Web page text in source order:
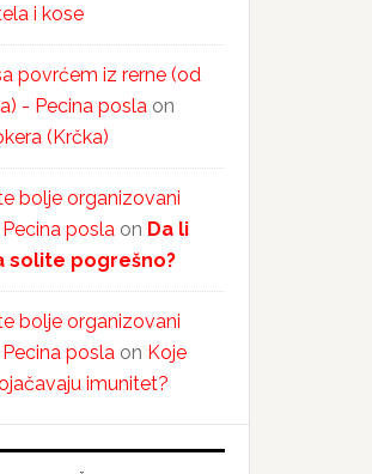
i kose
povrćem iz rerne (od
- Pecina posla on
(Krčka)
bolje organizovani
posla on Da li
solite pogrešno?
bolje organizovani
posla on Koje
imunitet?